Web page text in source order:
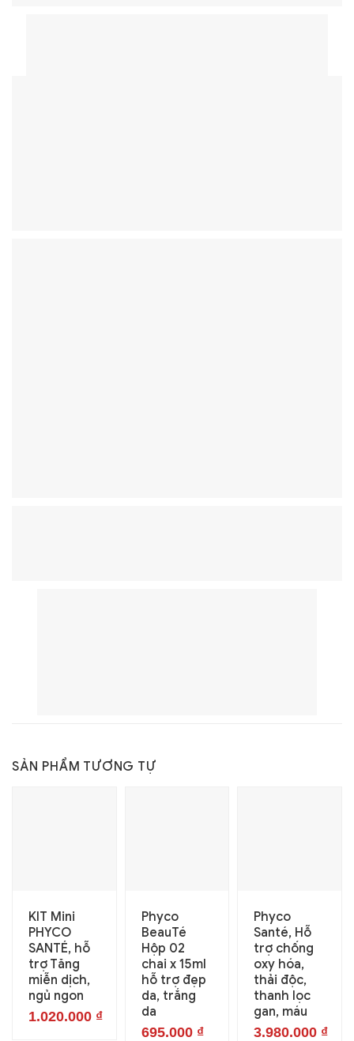
SẢN PHẨM TƯƠNG TỰ
KIT Mini
PHYCO
SANTÉ, hỗ
trợ Tăng
miễn dịch,
ngủ ngon
1.020.000 ₫
Phyco
BeauTé
Hộp 02
chai x 15ml
hỗ trợ đẹp
da, trắng
da
695.000 ₫
Phyco
Santé, Hỗ
trợ chống
oxy hóa,
thải độc,
thanh lọc
gan, máu
3.980.000 ₫